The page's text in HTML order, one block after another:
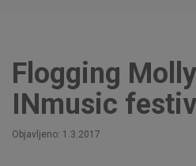
Globalna tržišta
Faktoring
O nama
Flogging
INmusic
Objavljeno: 1.3.2017